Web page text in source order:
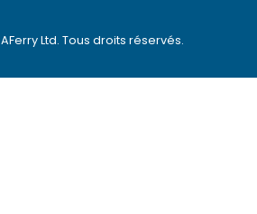
AFerry Ltd. Tous droits réservés.